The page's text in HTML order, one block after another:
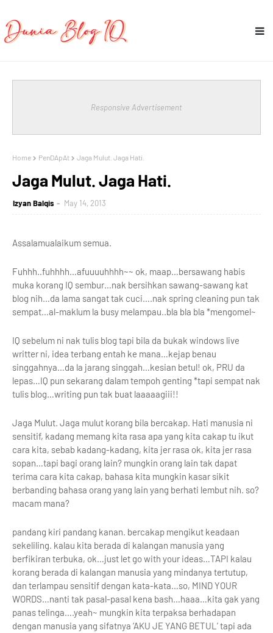
Responsive Advertisement
Home PenDApAt Jaga Mulut. Jaga Hati.
Jaga Mulut. Jaga Hati.
Izyan Balqis May 14, 2013
Assalamualaikum semua.
Fuhhh..fuhhhh…afuuuuhhhh~~ ok, maap…bersawang habis
muka korang IQ sembur…nak bersihkan sawang-sawang kat
blog nih…da lama sangat tak cuci….nak spring cleaning pun tak
sempat…al-maklum la busy melampau..bla bla bla *mengomel~
IQ sebelum ni nak tulis blog tapi bila da bukak windows live
writter ni, idea terbang entah ke mana…kejap benau
singgahnya…da la jarang singgah…kesian betul! ok, PRU da
lepas…IQ pun sekarang dalam tempoh genting *tapi sempat nak
tulis blog…writing pun tak buat laaaaagiii!!
Jaga Mulut. Jaga mulut korang bila bercakap. Hati manusia ni
sensitif, kadang memang kita rasa apa yang kita cakap tu ikut
cara kita, sebab kadang-kadang, kita jer rasa ok, kita jer rasa
sopan…tapi bagi orang lain? mungkin orang lain tak dapat
terima cara kita cakap, bahasa kita mungkin kasar sikit
berbanding bahasa orang yang lain yang berhati lembut nih. so?
macam mana?
pandang kiri pandang kanan. bercakap mengikut keadaan
sekeliling. kalau kita berada di kalangan manusia yang
berfikiran terbuka, ok…just let go with your ideas…TAPI kalau
korang berada di kalangan manusia yang mindanya tertutup,
dan terlampau sensitif dengan kata-kata…so, MIND YOUR
WORDS…nanti tak pasal-pasal kena bash…haaa…kita gak yang
panas telinga….yeah~ mungkin kita terpaksa berhadapan
dengan manusia yang sifatnya ‘AKU JE YANG BETUL’ tapi ada